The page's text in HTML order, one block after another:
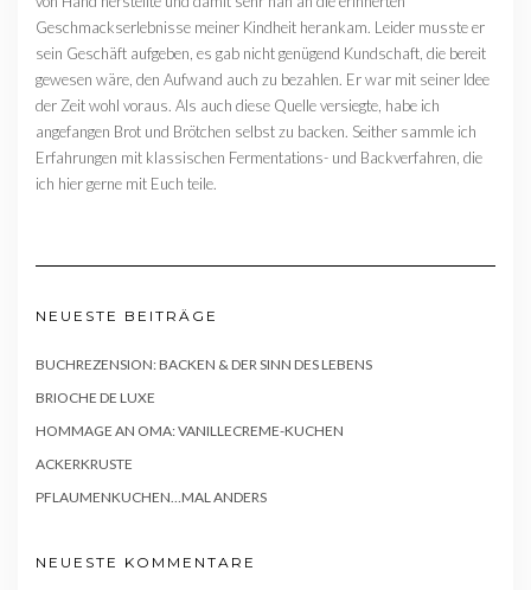
Geschmackserlebnisse meiner Kindheit herankam. Leider musste er
sein Geschäft aufgeben, es gab nicht genügend Kundschaft, die bereit
gewesen wäre, den Aufwand auch zu bezahlen. Er war mit seiner Idee
der Zeit wohl voraus. Als auch diese Quelle versiegte, habe ich
angefangen Brot und Brötchen selbst zu backen. Seither sammle ich
Erfahrungen mit klassischen Fermentations- und Backverfahren, die
ich hier gerne mit Euch teile.
NEUESTE BEITRÄGE
BUCHREZENSION: BACKEN & DER SINN DES LEBENS
BRIOCHE DE LUXE
HOMMAGE AN OMA: VANILLECREME-KUCHEN
ACKERKRUSTE
PFLAUMENKUCHEN…MAL ANDERS
NEUESTE KOMMENTARE